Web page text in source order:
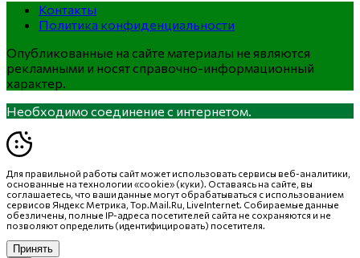
Контакты
Политика конфиденциальности
Опубликованные на сайте материалы не являются
рекламными и носят справочно-информационный
характер.
Необходимо соединение с интернетом.
Для правильной работы сайт может использовать сервисы веб-аналитики,
основанные на технологии «cookie» (куки). Оставаясь на сайте, вы
соглашаетесь, что ваши данные могут обрабатываться с использованием
сервисов Яндекс Метрика, Top.Mail.Ru, LiveInternet. Собираемые данные
обезличены, полные IP-адреса посетителей сайта не сохраняются и не
позволяют определить (идентифицировать) посетителя.
Принять